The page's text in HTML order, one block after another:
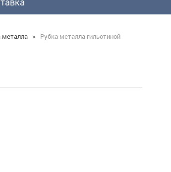
металла > Рубка металла гильотиной